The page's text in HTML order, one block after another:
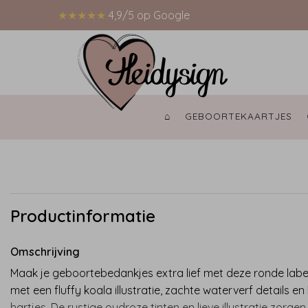
★★★★★ 4,9/5 op Google
⌂ GEBOORTEKAARTJES
Productinformatie
Omschrijving
Maak je geboorte­bedankjes extra lief met deze ronde
met een fluffy koala illustratie, zachte waterverf details en